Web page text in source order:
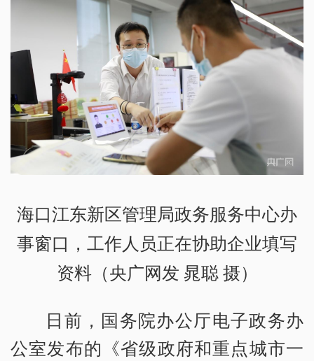
海口江东新区管理局政务服务中心办
事窗口，工作人员正在协助企业填写
资料（央广网发 晁聪 摄）
日前，国务院办公厅电子政务办
公室发布的《省级政府和重点城市一